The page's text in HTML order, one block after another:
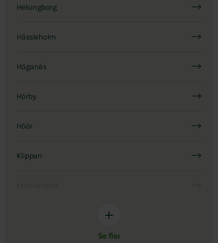
Helsingborg
Hässleholm
Höganäs
Hörby
Höör
Klippan
Se fler